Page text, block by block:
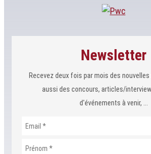
Newsletter
Recevez deux fois par mois des
aussi des concours, articles/
d'événements à venir, ...